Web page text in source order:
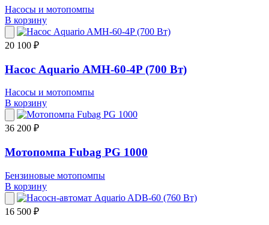
Насосы и мотопомпы
В корзину
20 100 ₽
Насос Aquario AMH-60-4P (700 Вт)
Насосы и мотопомпы
В корзину
36 200 ₽
Мотопомпа Fubag PG 1000
Бензиновые мотопомпы
В корзину
16 500 ₽